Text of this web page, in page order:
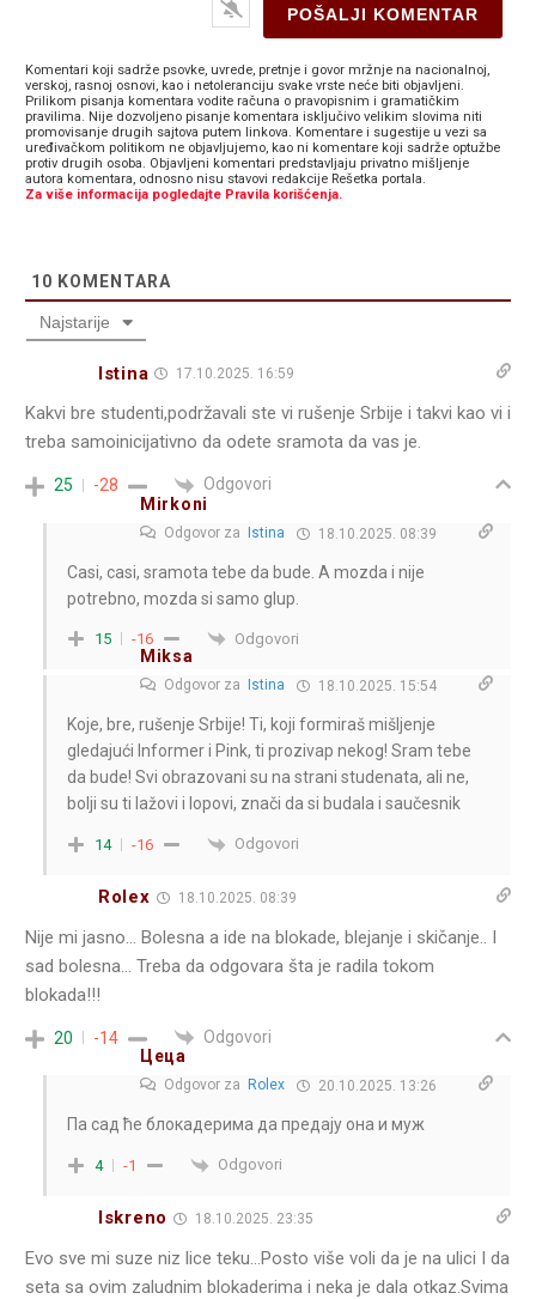
Komentari koji sadrže psovke, uvrede, pretnje i govor mržnje na nacionalnoj,
verskoj, rasnoj osnovi, kao i netoleranciju svake vrste neće biti objavljeni.
Prilikom pisanja komentara vodite računa o pravopisnim i gramatičkim
pravilima. Nije dozvoljeno pisanje komentara isključivo velikim slovima niti
promovisanje drugih sajtova putem linkova. Komentare i sugestije u vezi sa
uređivačkom politikom ne objavljujemo, kao ni komentare koji sadrže optužbe
protiv drugih osoba. Objavljeni komentari predstavljaju privatno mišljenje
autora komentara, odnosno nisu stavovi redakcije Rešetka portala.
Za više informacija pogledajte Pravila korišćenja.
10 KOMENTARA
Najstarije
Istina 17.10.2025. 16:59
Kakvi bre studenti,podržavali ste vi rušenje Srbije i takvi kao vi i
treba samoinicijativno da odete sramota da vas je.
25 -28
Odgovori
Mirkoni
Odgovor za Istina 18.10.2025. 08:39
Casi, casi, sramota tebe da bude. A mozda i nije
potrebno, mozda si samo glup.
15 -16 Odgovori
Miksa
Odgovor za Istina 18.10.2025. 15:54
Koje, bre, rušenje Srbije! Ti, koji formiraš mišljenje
gledajući Informer i Pink, ti prozivap nekog! Sram tebe
da bude! Svi obrazovani su na strani studenata, ali ne,
bolji su ti lažovi i lopovi, znači da si budala i saučesnik
14 -16 Odgovori
Rolex 18.10.2025. 08:39
Nije mi jasno… Bolesna a ide na blokade, blejanje i skičanje.. I
sad bolesna… Treba da odgovara šta je radila tokom
blokada!!!
20 -14
Odgovori
Цеца
Odgovor za Rolex 20.10.2025. 13:26
Па сад ће блокадерима да предају она и муж
4 -1 Odgovori
Iskreno 18.10.2025. 23:35
Evo sve mi suze niz lice teku…Posto više voli da je na ulici I da
seta sa ovim zaludnim blokaderima i neka je dala otkaz.Svima